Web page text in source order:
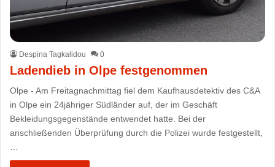
Despina Tagkalidou 0
Ladendieb in Olpe festgenommen
Olpe - Am Freitagnachmittag fiel dem Kaufhausdetektiv des C&A
in Olpe ein 24jähriger Südländer auf, der im Geschäft
Bekleidungsgegenstände entwendet hatte. Bei der
anschließenden Überprüfung durch die Polizei wurde festgestellt,
…